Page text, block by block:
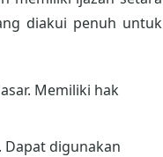
diakui penuh untuk
Memiliki hak
digunakan